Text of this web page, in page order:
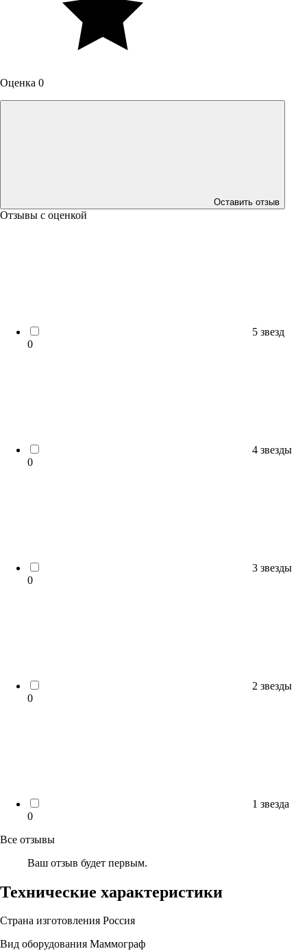
Оценка 0
Оставить отзыв
Отзывы с оценкой
5 звезд
0
4 звезды
0
3 звезды
0
2 звезды
0
1 звезда
0
Все отзывы
Ваш отзыв будет первым.
Технические характеристики
Страна изготовления Россия
Вид оборудования Маммограф